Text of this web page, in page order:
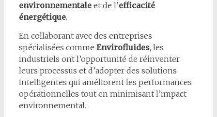
environnementaleet de l’efficacité
énergétique.
En collaborant avec des entreprises
spécialisées comme Envirofluides, les
industriels ont l’opportunité de réinventer
leurs processus et d’adopter des solutions
intelligentes qui améliorent les performances
opérationnelles tout en minimisant l’impact
environnemental.